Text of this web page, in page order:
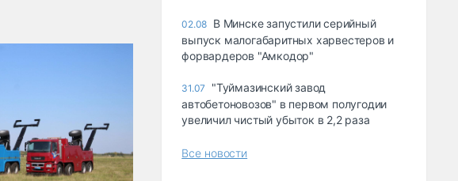
02.08 В Минске запустили серийный
выпуск малогабаритных харвестеров и
форвардеров "Амкодор"
31.07
"Туймазинский завод
автобетоновозов" в первом полугодии
увеличил чистый убыток в 2,2 раза
Все новости